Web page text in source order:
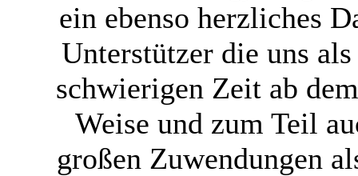
ein ebenso herzliches
Unterstützer die uns
schwierigen Zeit ab
Weise und zum Teil
großen Zuwendungen